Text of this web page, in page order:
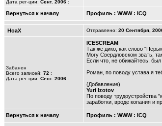
Дата рег-ции: Сент. 2006 :
Вернуться к началу Профиль : WWW: ICQ
HoaX Отправлено: 20 Сентября,
Забанен
Всего записей: 72 :
Дата рег-ции: Сент. 2006 :
ICESCREAM
Так же дико, как слово
Могу Свердловском звать,
Если что, не обижайтесь,
Роман, по поводу устава я
(Добавление)
Yuri Izotov
По поводу трудоустройства
заработки, вроде копания и
Вернуться к началу Профиль : WWW: ICQ